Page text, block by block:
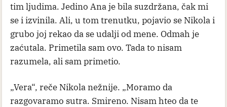
tim ljudima. Jedino Ana je bila suzdržana, čak mi
se i izvinila. Ali, u tom trenutku, pojavio se Nikola i
grubo joj rekao da se udalji od mene. Odmah je
zaćutala. Primetila sam ovo. Tada to nisam
razumela, ali sam primetio.
„Vera“, reče Nikola nežnije. „Moramo da
razgovaramo sutra. Smireno. Nisam hteo da te